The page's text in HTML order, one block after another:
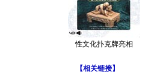
性文化扑克牌亮相
【相关链接】